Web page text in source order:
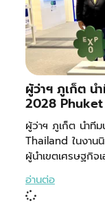
ผู้ว่าฯ ภูเก็ต น
2028 Phuket
ผู้ว่าฯ ภูเก็ต นำที
Thailand ในงาน
ผู้นำเขตเศรษฐกิจ
อ่านต่อ